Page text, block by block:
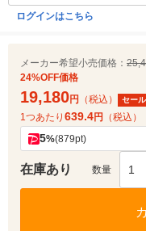
ログインはこちら
メーカー希望小売価格：
24%OFF価格
19,180円 （税込） セール
1つあたり 639.4円 （税込）
5%(879pt)
在庫あり 数量 1